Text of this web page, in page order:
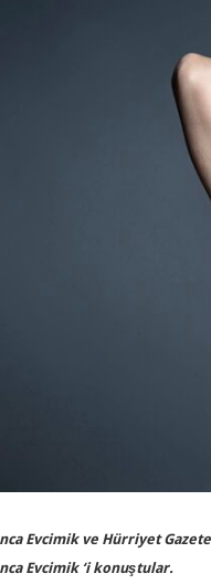
Evcimik ve Hürriyet
Evcimik ‘i konuştular.